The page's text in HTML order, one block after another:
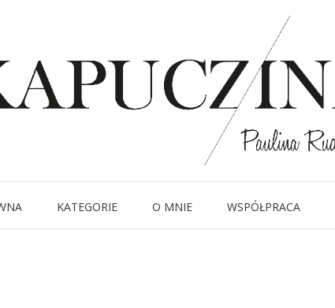
KATEGORIE O MNIE WSPÓŁPRACA
page-50
Written byKapuczina in